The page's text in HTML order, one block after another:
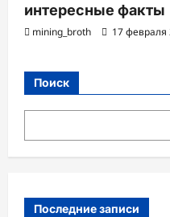
интересные факты
mining_broth 17 февраля
Поиск
Последние записи